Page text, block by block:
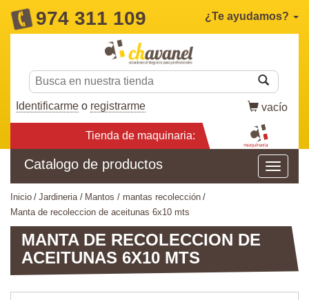
974 311 109 ¿Te ayudamos?
Identificarme o registrarme vacío
Tienda de maquinaria:
Catalogo de productos
inicio jardineria
mantos / mantas recolección
manta de recoleccion de aceitunas 6x10 mts
MANTA DE RECOLECCION DE
ACEITUNAS 6X10 MTS